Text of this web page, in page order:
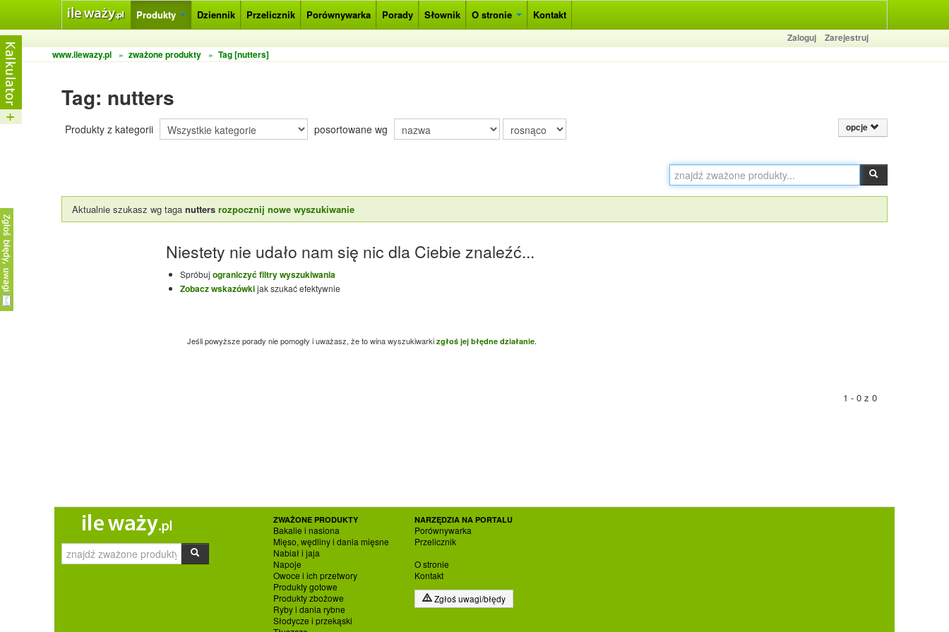
Produkty Dziennik Przelicznik Porównywarka Porady Słownik O stronie Kontakt
Zaloguj
Zarejestruj
www.ilewazy.pl
» zważone produkty » Tag [nutters]
Tag: nutters
Produkty z kategorii posortowane wg opcje
Aktualnie szukasz wg taga nutters rozpocznij nowe wyszukiwanie
Niestety nie udało nam się nic dla Ciebie znaleźć...
Spróbuj ograniczyć filtry wyszukiwania
Zobacz wskazówkijak szukać efektywnie
Jeśli powyższe porady nie pomogły i uważasz, że to wina wyszukiwarki zgłoś jej błędne działanie.
1 - 0 z 0
ZWAŻONE PRODUKTY
Bakalie i nasiona
Mięso, wędliny i dania mięsne
Nabiał i jaja
Napoje
Owoce i ich przetwory
Produkty gotowe
Produkty zbożowe
Ryby i dania rybne
Słodycze i przekąski
NARZĘDZIA NA PORTALU
Porównywarka
Przelicznik
O stronie
Kontakt
Zgłoś uwagi/błędy